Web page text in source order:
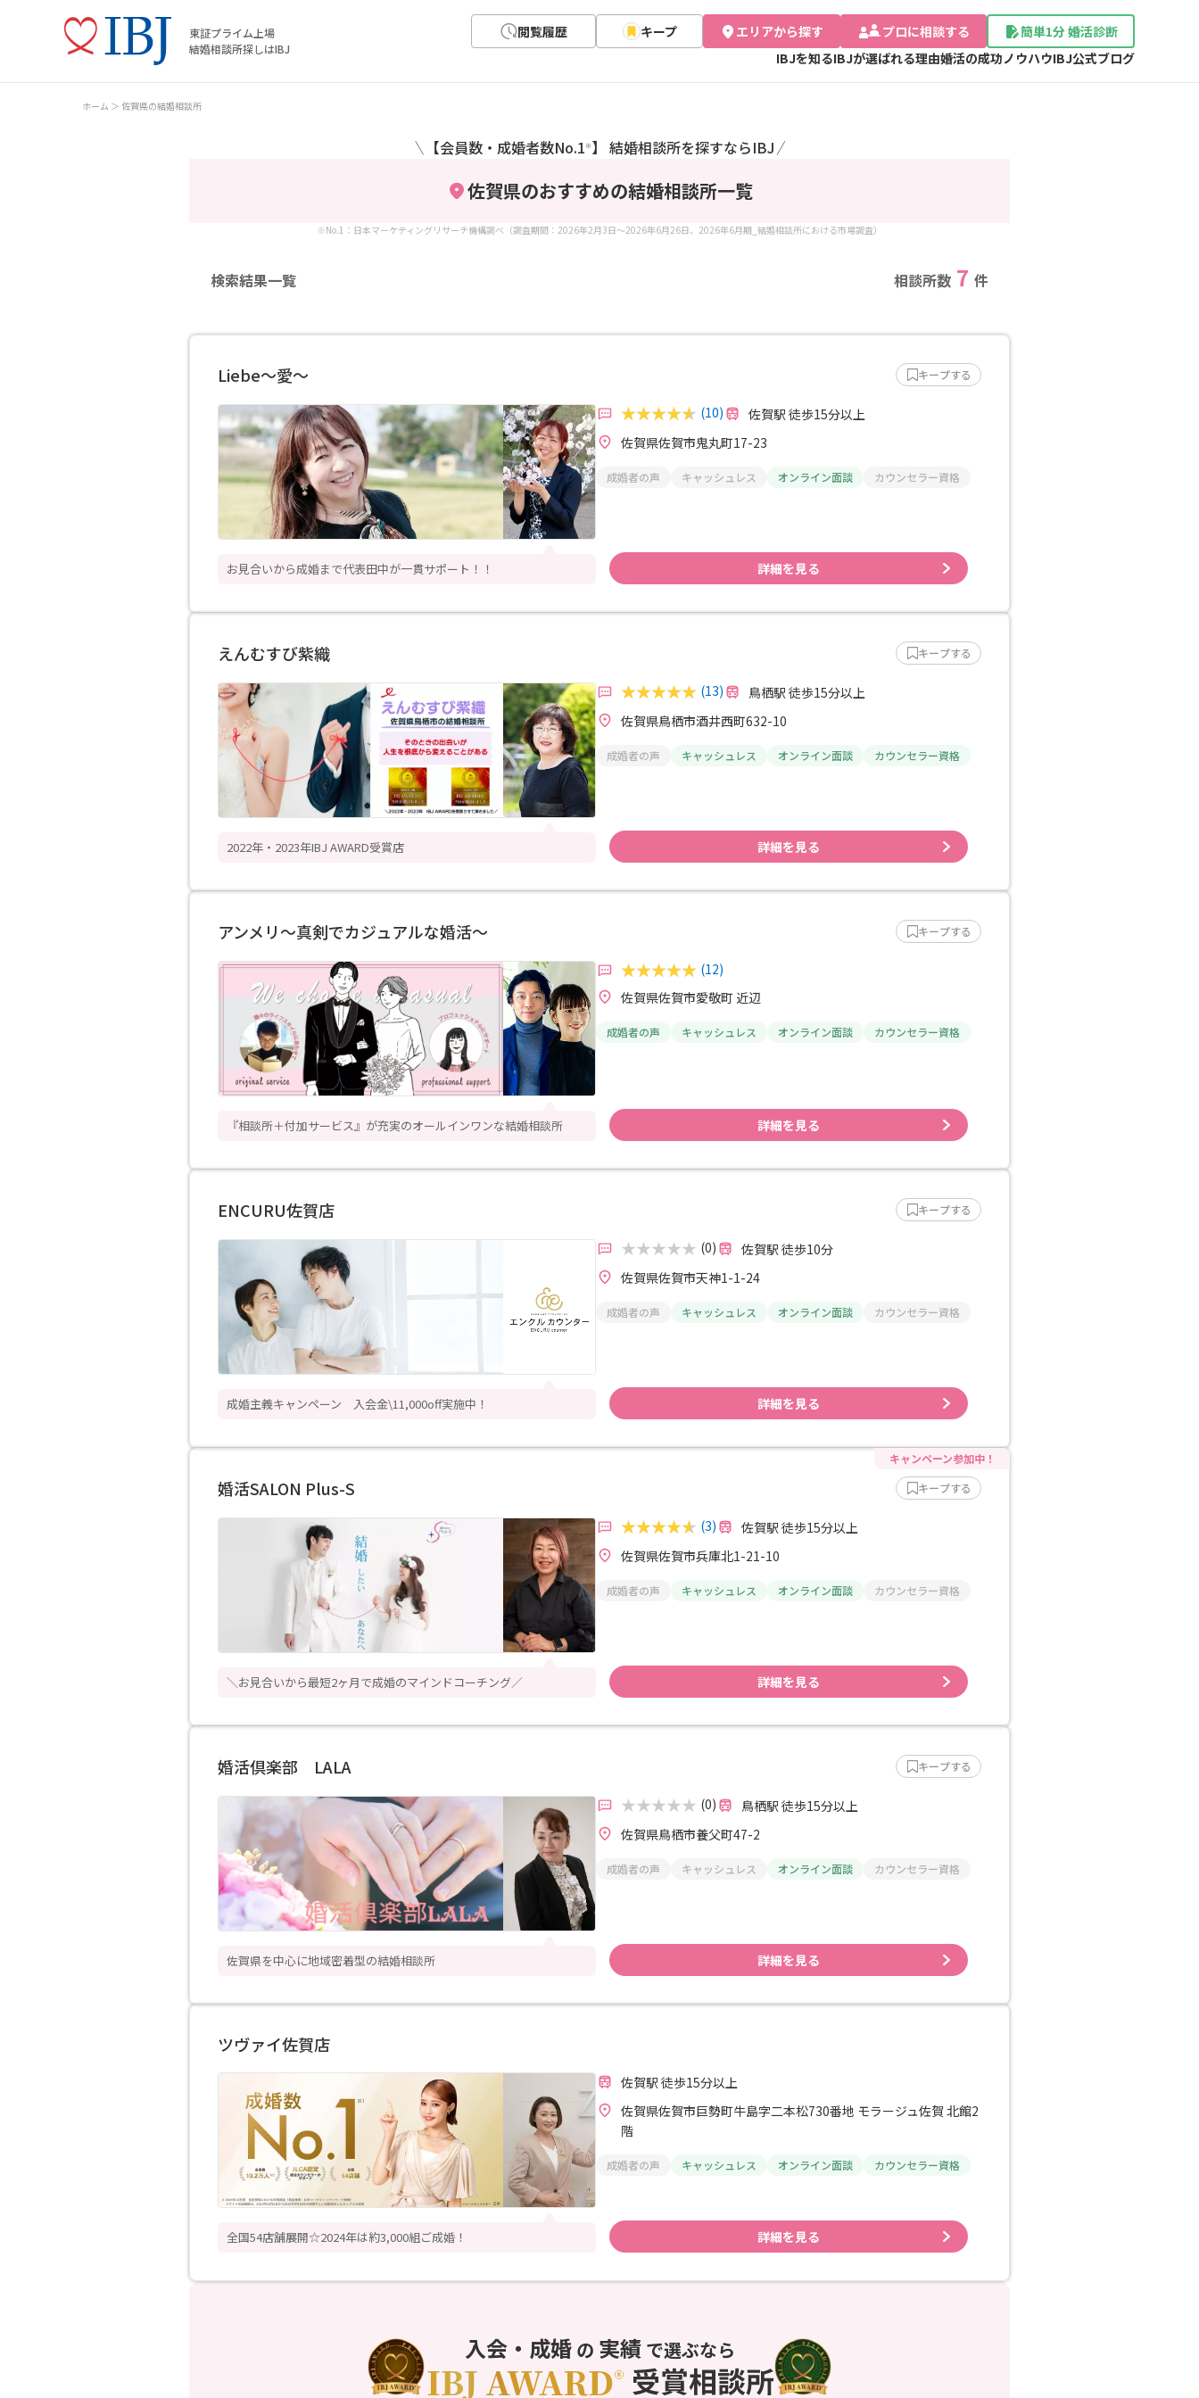
東証プライム上場
結婚相談所探しはIBJ
閲覧履歴 キープ エリアから探す プロに相談する
簡単1分 婚活診断
IBJを知るIBJが選ばれる理由婚活の成功ノウハウIBJ公式ブログ
ホーム 佐賀県の結婚相談所
＼ 【会員数・成婚者数No.1 ※ 】 結婚相談所を探すならIBJ／
佐賀県のおすすめの結婚相談所一覧
※No.1：日本マーケティングリサーチ機構調べ（調査期間：2026年2月3日～2026年6月26日、2026年6月期_結婚相談所における市場調査）
検索結果一覧 相談所数 7 件
Liebe～愛～ キープする
お見合いから成婚まで代表田中が一貫サポート！！
(10)
佐賀駅 徒歩15分以上
佐賀県佐賀市鬼丸町17-23
成婚者の声 キャッシュレス オンライン面談 カウンセラー資格
詳細を見る
えんむすび紫織 キープする
2022年・2023年IBJ AWARD受賞店
(13)
鳥栖駅 徒歩15分以上
佐賀県鳥栖市酒井西町632-10
成婚者の声 キャッシュレス オンライン面談 カウンセラー資格
詳細を見る
アンメリ～真剣でカジュアルな婚活～ キープする
『相談所＋付加サービス』が充実のオールインワンな結婚相談所
(12)
佐賀県佐賀市愛敬町 近辺
成婚者の声 キャッシュレス オンライン面談 カウンセラー資格
詳細を見る
ENCURU佐賀店 キープする
成婚主義キャンペーン 入会金\11,000off実施中！
(0)
佐賀駅 徒歩10分
佐賀県佐賀市天神1-1-24
成婚者の声 キャッシュレス オンライン面談 カウンセラー資格
詳細を見る
婚活SALON Plus-S キープする
＼お見合いから最短2ヶ月で成婚のマインドコーチング／
(3)
佐賀駅 徒歩15分以上
佐賀県佐賀市兵庫北1-21-10
成婚者の声 キャッシュレス オンライン面談 カウンセラー資格
詳細を見る
婚活倶楽部 LALA キープする
佐賀県を中心に地域密着型の結婚相談所
(0)
鳥栖駅 徒歩15分以上
佐賀県鳥栖市養父町47-2
成婚者の声 キャッシュレス オンライン面談 カウンセラー資格
詳細を見る
ツヴァイ佐賀店
全国54店舗展開☆2024年は約3,000組ご成婚！
佐賀駅 徒歩15分以上
佐賀県佐賀市巨勢町牛島字二本松730番地 モラージュ佐賀 北館2
階
成婚者の声 キャッシュレス オンライン面談 カウンセラー資格
詳細を見る
入会・成婚の 実績で選ぶなら